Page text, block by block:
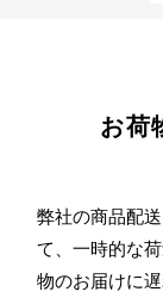
お荷
弊社の商品配
て、一時的な
物のお届けに